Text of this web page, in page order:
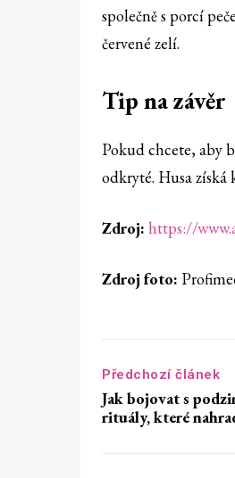
společně s porcí
červené zelí.
Tip na závěr
Pokud chcete, aby
odkryté. Husa získá
Zdroj: https://
Zdroj foto:
Předchozí článek
Jak bojovat s
rituály, které